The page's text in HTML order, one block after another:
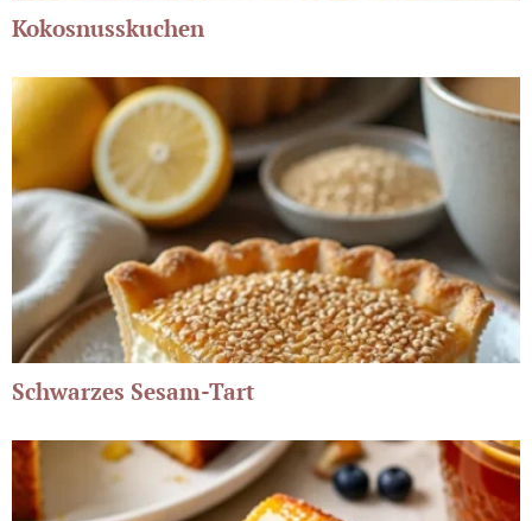
Kokosnusskuchen
Schwarzes Sesam-Tart